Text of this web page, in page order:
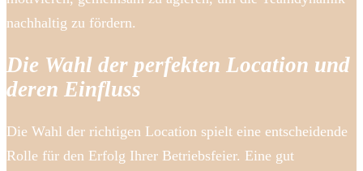
nachhaltig zu fördern.
Die Wahl der perfekten Location und
deren Einfluss
Die Wahl der richtigen Location spielt eine entscheidende
Rolle für den Erfolg Ihrer Betriebsfeier. Eine gut